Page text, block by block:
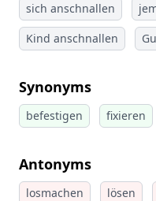
sich anschnallen
Kind anschnallen
Synonyms
befestigen fixieren
Antonyms
losmachen lösen